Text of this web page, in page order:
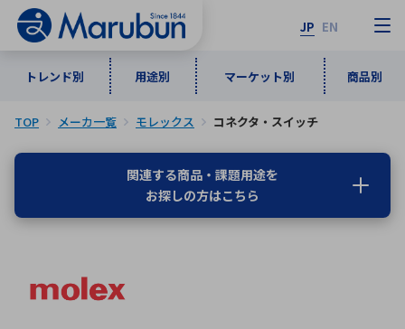
JP EN
トレンド別 用途別 マーケット別 商品別
トレンド別
インダストリアルDXソリューション
用途別
通信・ネットワーク
マーケット別
商品別
メーカ一覧
な行
TOP メーカ一覧 モレックス コネクタ・スイッチ
関連する商品・課題用途を
お探しの方はこちら